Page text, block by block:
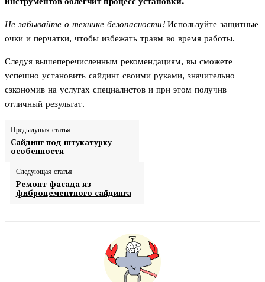
Не забывайте о технике безопасности!Используйте защитные
очки и перчатки, чтобы избежать травм во время работы.
Следуя вышеперечисленным рекомендациям, вы сможете
успешно установить сайдинг своими руками, значительно
сэкономив на услугах специалистов и при этом получив
отличный результат.
Предыдущая статья
Сайдинг под штукатурку —
особенности
Следующая статья
Ремонт фасада из
фиброцементного сайдинга